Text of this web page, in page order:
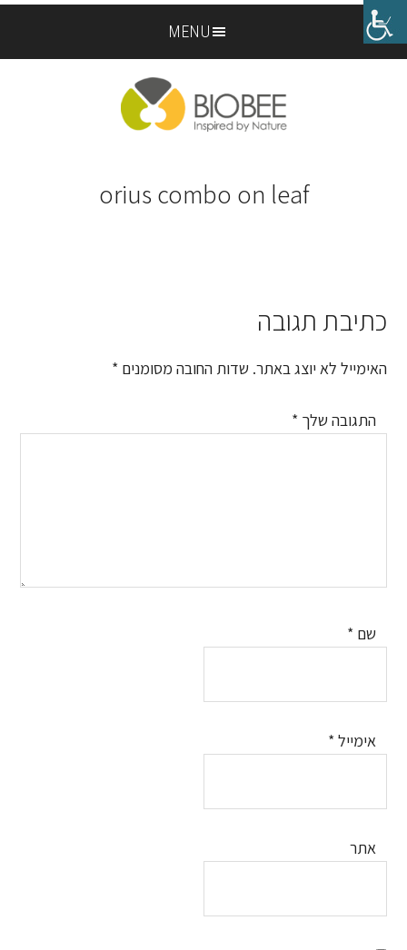
Skip
to
Skip
to
MENU
orius combo on leaf
Reader
Interactions
כתיבת תגובה
האימייל לא יוצג באתר. שדות החובה מסומנים *
התגובה שלך *
שם *
אימייל *
אתר